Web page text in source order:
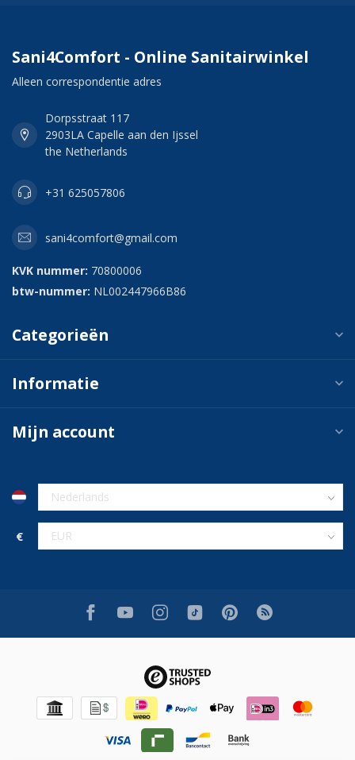
Sani4Comfort - Online Sanitairwinkel
Alleen correspondentie adres
Dorpsstraat 117
2903LA Capelle aan den Ijssel
the Netherlands
+31 625057806
sani4comfort@gmail.com
KVK nummer: 70800006
btw-nummer: NL002447966B86
Categorieën
Informatie
Mijn account
€